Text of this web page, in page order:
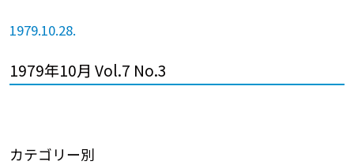
1979.10.28.
1979年10月 Vol.7 No.3
カテゴリー別